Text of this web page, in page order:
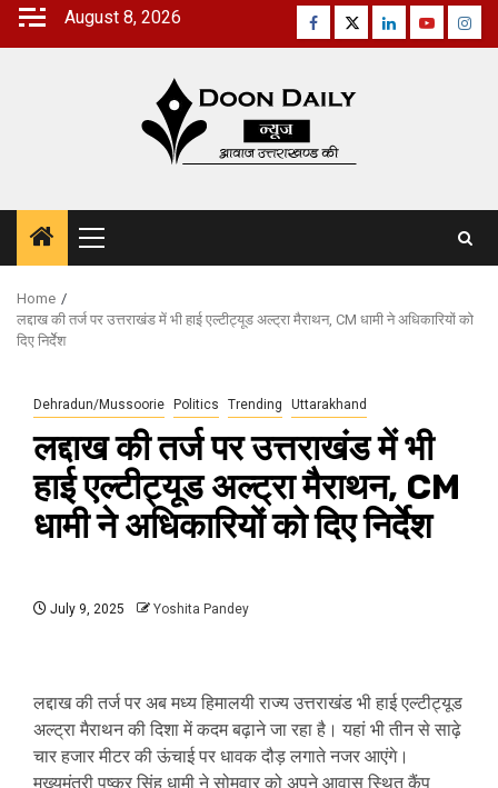
Skip
August 8, 2026 Facebook
TwitterLinkedinYoutube
Primary
Menu
Home
लद्दाख की तर्ज पर उत्तराखंड में भी हाई एल्टीट्यूड अल्ट्रा मैराथन, CM धामी ने अधिकारियों को
दिए निर्देेश
Dehradun/Mussoorie Politics Trending Uttarakhand
लद्दाख की तर्ज पर उत्तराखंड में भी
हाई एल्टीट्यूड अल्ट्रा मैराथन, CM
धामी ने अधिकारियों को दिए निर्देेश
July 9, 2025 Yoshita Pandey
लद्दाख की तर्ज पर अब मध्य हिमालयी राज्य उत्तराखंड भी हाई एल्टीट्यूड
अल्ट्रा मैराथन की दिशा में कदम बढ़ाने जा रहा है। यहां भी तीन से साढ़े
चार हजार मीटर की ऊंचाई पर धावक दौड़ लगाते नजर आएंगे।
मुख्यमंत्री पुष्कर सिंह धामी ने सोमवार को अपने आवास स्थित कैंप